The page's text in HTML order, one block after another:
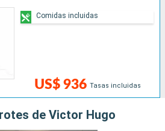
US$ 936 Tasas incluidas
Comidas incluidas
de Victor Hugo